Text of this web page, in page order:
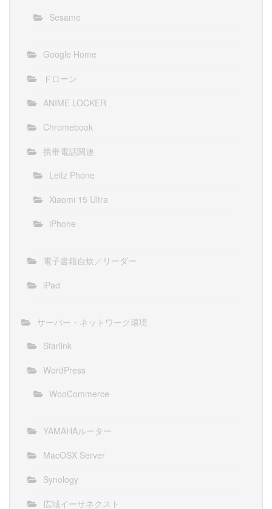
Sesame
Google Home
ドローン
ANIME LOCKER
Chromebook
携帯電話関連
Leitz Phone
Xiaomi 15 Ultra
iPhone
電子書籍自炊／リーダー
iPad
サーバー・ネットワーク環境
Starlink
WordPress
WooCommerce
YAMAHAルーター
MacOSX Server
Synology
広域イーサネクスト